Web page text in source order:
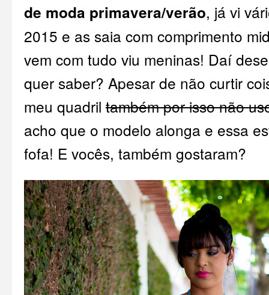
de moda primavera/verão, já vi
2015 e as saia com comprimento
vem com tudo viu meninas! Daí
quer saber? Apesar de não curtir
meu quadril também por isso não
acho que o modelo alonga e essa
fofa! E vocês, também gostaram?